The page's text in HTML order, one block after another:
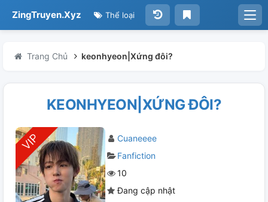
ZingTruyen.Xyz Thể loại
Trang Chủ keonhyeon|Xứng đôi?
KEONHYEON|XỨNG ĐÔI?
Cuaneeee
Fanfiction
10
Đang cập nhật